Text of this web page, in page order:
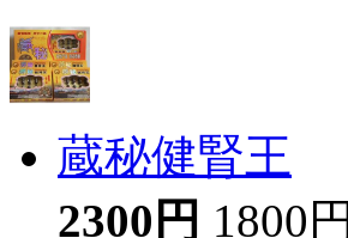
蔵秘健腎王
2300円 1800円